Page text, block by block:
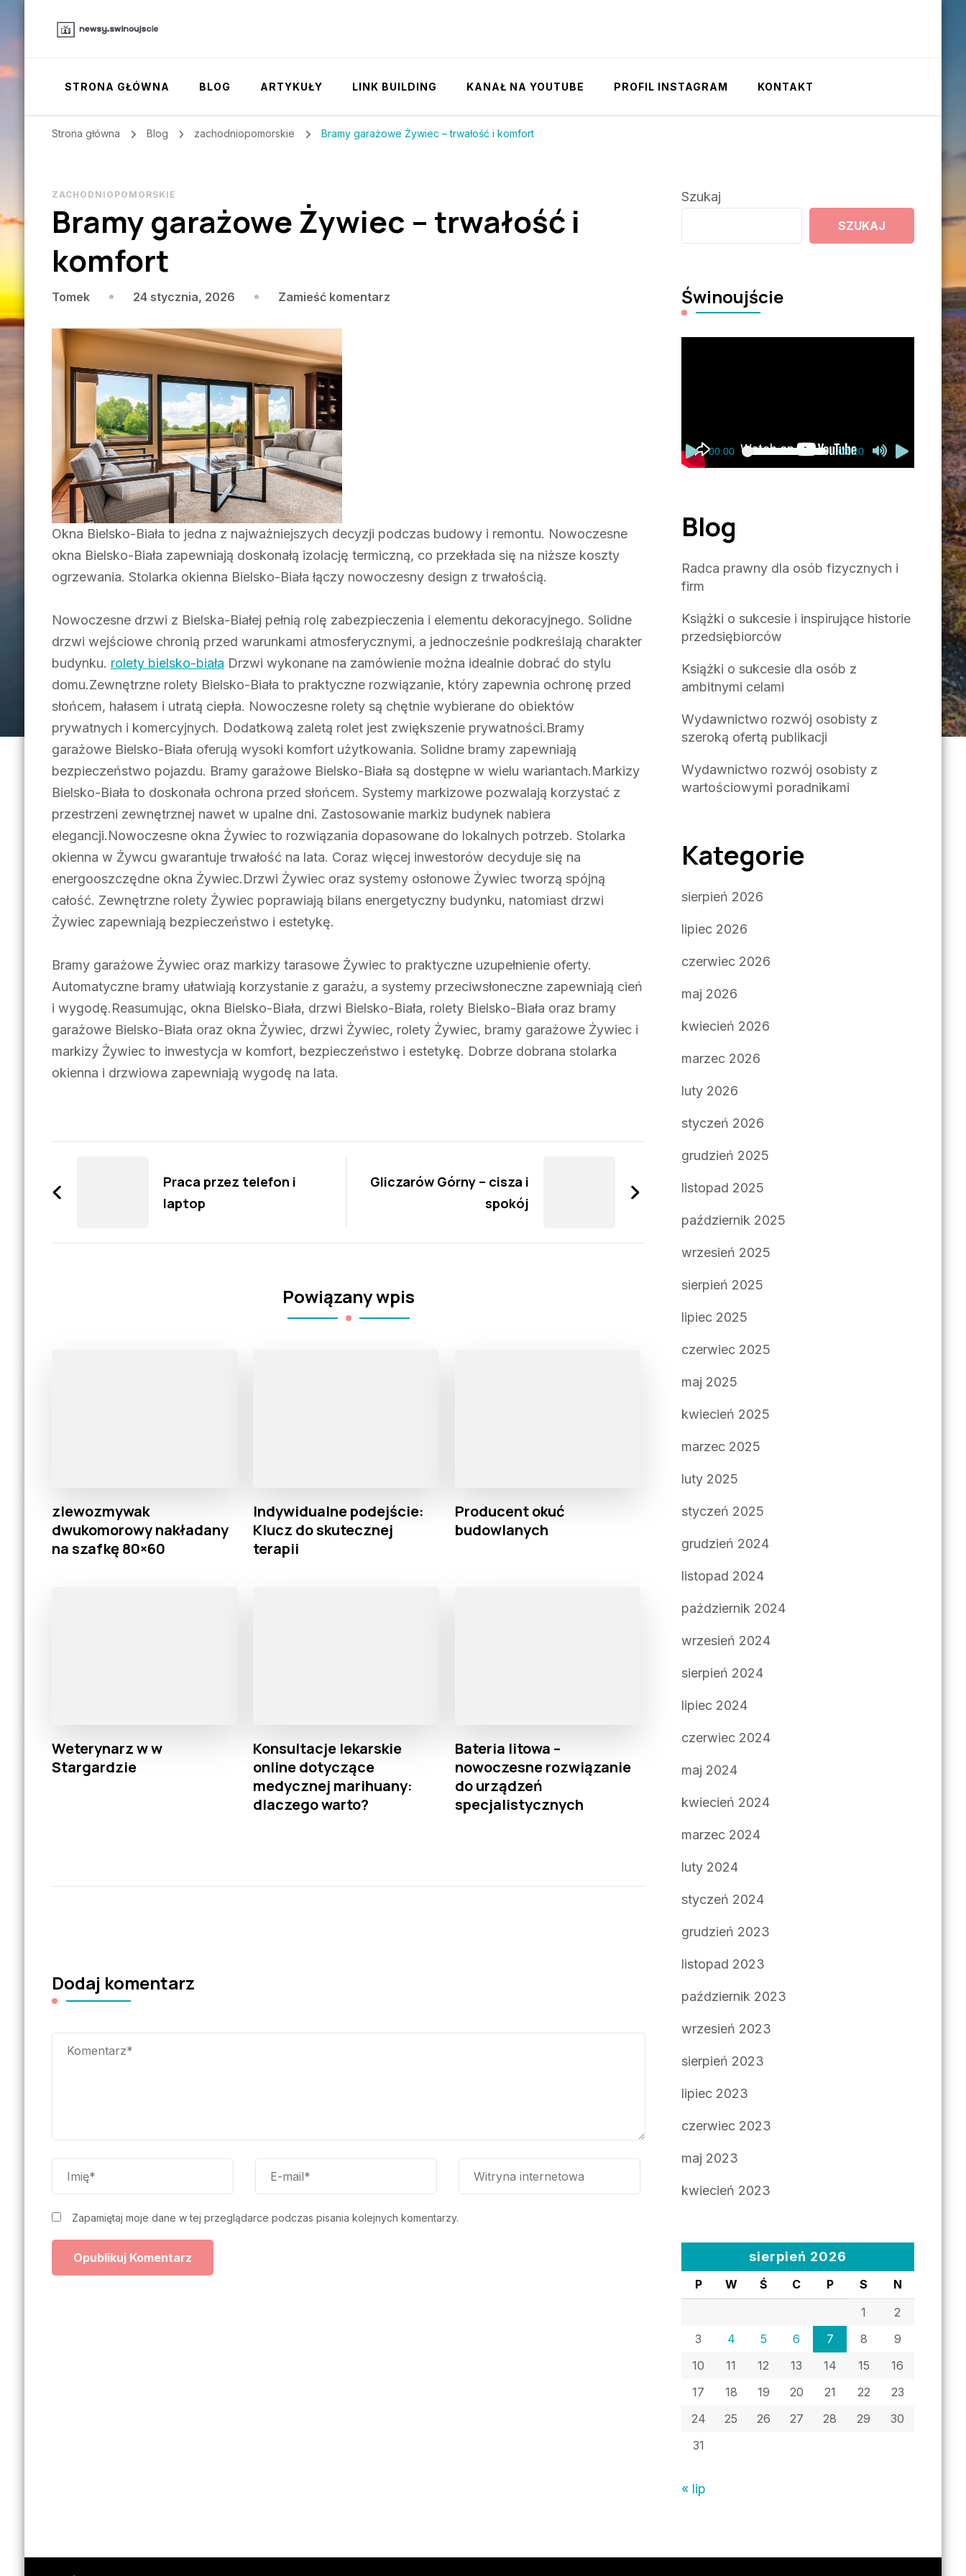
STRONA GŁÓWNA BLOG ARTYKUŁY LINK BUILDING KANAŁ NA YOUTUBE PROFIL INSTAGRAM KONTAKT
Strona główna Blog zachodniopomorskie Bramy garażowe Żywiec – trwałość i komfort
ZACHODNIOPOMORSKIE
Bramy garażowe Żywiec – trwałość i
komfort
Tomek 24 stycznia, 2026 Zamieść komentarzwe
Okna Bielsko-Biała to jedna z najważniejszych decyzji podczas budowy i remontu. Nowoczesne
okna Bielsko-Biała zapewniają doskonałą izolację termiczną, co przekłada się na niższe koszty
ogrzewania. Stolarka okienna Bielsko-Biała łączy nowoczesny design z trwałością.
Nowoczesne drzwi z Bielska-Białej pełnią rolę zabezpieczenia i elementu dekoracyjnego. Solidne
drzwi wejściowe chronią przed warunkami atmosferycznymi, a jednocześnie podkreślają charakter
budynku. rolety bielsko-biała Drzwi wykonane na zamówienie można idealnie dobrać do stylu
domu.Zewnętrzne rolety Bielsko-Biała to praktyczne rozwiązanie, który zapewnia ochronę przed
słońcem, hałasem i utratą ciepła. Nowoczesne rolety są chętnie wybierane do obiektów
prywatnych i komercyjnych. Dodatkową zaletą rolet jest zwiększenie prywatności.Bramy
garażowe Bielsko-Biała oferują wysoki komfort użytkowania. Solidne bramy zapewniają
bezpieczeństwo pojazdu. Bramy garażowe Bielsko-Biała są dostępne w wielu wariantach.Markizy
Bielsko-Biała to doskonała ochrona przed słońcem. Systemy markizowe pozwalają korzystać z
przestrzeni zewnętrznej nawet w upalne dni. Zastosowanie markiz budynek nabiera
elegancji.Nowoczesne okna Żywiec to rozwiązania dopasowane do lokalnych potrzeb. Stolarka
okienna w Żywcu gwarantuje trwałość na lata. Coraz więcej inwestorów decyduje się na
energooszczędne okna Żywiec.Drzwi Żywiec oraz systemy osłonowe Żywiec tworzą spójną
całość. Zewnętrzne rolety Żywiec poprawiają bilans energetyczny budynku, natomiast drzwi
Żywiec zapewniają bezpieczeństwo i estetykę.
Bramy garażowe Żywiec oraz markizy tarasowe Żywiec to praktyczne uzupełnienie oferty.
Automatyczne bramy ułatwiają korzystanie z garażu, a systemy przeciwsłoneczne zapewniają cień
i wygodę.Reasumując, okna Bielsko-Biała, drzwi Bielsko-Biała, rolety Bielsko-Biała oraz bramy
garażowe Bielsko-Biała oraz okna Żywiec, drzwi Żywiec, rolety Żywiec, bramy garażowe Żywiec i
markizy Żywiec to inwestycja w komfort, bezpieczeństwo i estetykę. Dobrze dobrana stolarka
okienna i drzwiowa zapewniają wygodę na lata.
wpisy
Praca przez telefon i
laptop
Gliczarów Górny – cisza i
spokój
Powiązany wpis
zlewozmywak
dwukomorowy nakładany
na szafkę 80×60
Indywidualne podejście:
Klucz do skutecznej
terapii
Producent okuć
budowlanych
Weterynarz w w
Stargardzie
Konsultacje lekarskie
online dotyczące
medycznej marihuany:
dlaczego warto?
Bateria litowa –
nowoczesne rozwiązanie
do urządzeń
specjalistycznych
Dodaj komentarz
Zapamiętaj moje dane w tej przeglądarce podczas pisania kolejnych komentarzy.
Szukaj
SZUKAJ
Świnoujście
00:00 03:20
Blog
Radca prawny dla osób fizycznych i
firm
Książki o sukcesie i inspirujące historie
przedsiębiorców
Książki o sukcesie dla osób z
ambitnymi celami
Wydawnictwo rozwój osobisty z
szeroką ofertą publikacji
Wydawnictwo rozwój osobisty z
wartościowymi poradnikami
Kategorie
sierpień 2026
lipiec 2026
czerwiec 2026
maj 2026
kwiecień 2026
marzec 2026
luty 2026
styczeń 2026
grudzień 2025
listopad 2025
październik 2025
wrzesień 2025
sierpień 2025
lipiec 2025
czerwiec 2025
maj 2025
kwiecień 2025
marzec 2025
luty 2025
styczeń 2025
grudzień 2024
listopad 2024
październik 2024
wrzesień 2024
sierpień 2024
lipiec 2024
czerwiec 2024
maj 2024
kwiecień 2024
marzec 2024
luty 2024
styczeń 2024
grudzień 2023
listopad 2023
październik 2023
wrzesień 2023
sierpień 2023
lipiec 2023
czerwiec 2023
maj 2023
kwiecień 2023
sierpień 2026
P W Ś C P S
N
1
2
3
4 5 6 7 8
9
10
11 12 13 14 15
16
17
18 19 20 21 22
23
24
25 26 27 28 29
30
31
« lip